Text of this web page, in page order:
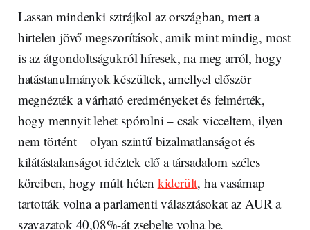
Lassan mindenki sztrájkol az országban, mert a
hirtelen jövő megszorítások, amik mint mindig, most
is az átgondoltságukról híresek, na meg arról, hogy
hatástanulmányok készültek, amellyel először
megnézték a várható eredményeket és felmérték,
hogy mennyit lehet spórolni – csak vicceltem, ilyen
nem történt – olyan szintű bizalmatlanságot és
kilátástalanságot idéztek elő a társadalom széles
köreiben, hogy múlt héten kiderült, ha vasárnap
tartották volna a parlamenti választásokat az AUR a
szavazatok 40,08%-át zsebelte volna be.